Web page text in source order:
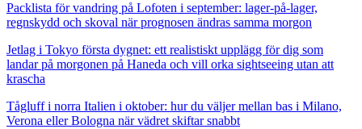
Packlista för vandring på Lofoten i september: lager-på-lager,
regnskydd och skoval när prognosen ändras samma morgon
Jetlag i Tokyo första dygnet: ett realistiskt upplägg för dig som
landar på morgonen på Haneda och vill orka sightseeing utan att
krascha
Tågluff i norra Italien i oktober: hur du väljer mellan bas i Milano,
Verona eller Bologna när vädret skiftar snabbt